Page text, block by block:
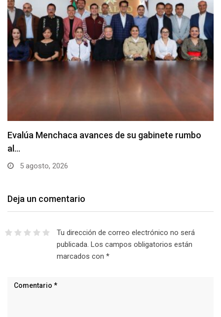
Evalúa Menchaca avances de su gabinete rumbo
al…
5 agosto, 2026
Deja un comentario
Tu dirección de correo electrónico no será
publicada. Los campos obligatorios están
marcados con *